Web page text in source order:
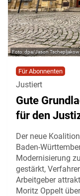
dpa/Jason
Für Abonnenten
Justiert
Gute
für den
Der neue
Baden-
Modernisierung
gestärkt,
Arbeitgeber
Moritz Oppelt